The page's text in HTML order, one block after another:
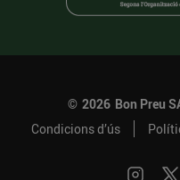
© 2026 Bon Preu
Condicions d’ús